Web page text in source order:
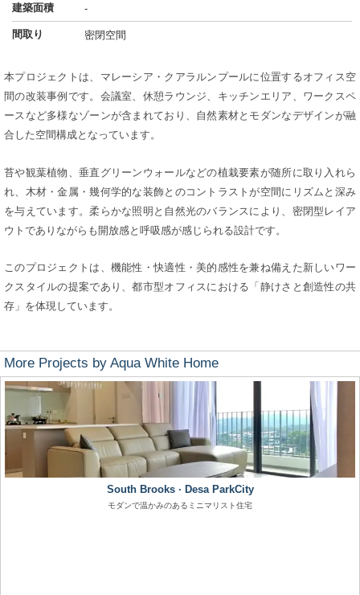
建築面積 -
間取り 密閉空間
本プロジェクトは、マレーシア・クアラルンプールに位置するオフィス空
間の改装事例です。会議室、休憩ラウンジ、キッチンエリア、ワークスペ
ースなど多様なゾーンが含まれており、自然素材とモダンなデザインが融
合した空間構成となっています。
苔や観葉植物、垂直グリーンウォールなどの植栽要素が随所に取り入れら
れ、木材・金属・幾何学的な装飾とのコントラストが空間にリズムと深み
を与えています。柔らかな照明と自然光のバランスにより、密閉型レイア
ウトでありながらも開放感と呼吸感が感じられる設計です。
このプロジェクトは、機能性・快適性・美的感性を兼ね備えた新しいワー
クスタイルの提案であり、都市型オフィスにおける「静けさと創造性の共
存」を体現しています。
More Projects by Aqua White Home
South Brooks · Desa ParkCity
モダンで温かみのあるミニマリスト住宅